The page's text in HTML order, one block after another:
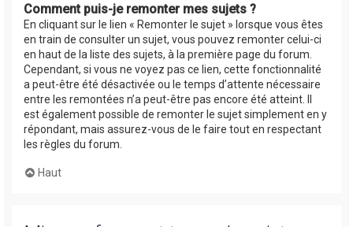
Comment puis-je remonter mes sujets ?
En cliquant sur le lien « Remonter le sujet » lorsque vous êtes
en train de consulter un sujet, vous pouvez remonter celui-ci
en haut de la liste des sujets, à la première page du forum.
Cependant, si vous ne voyez pas ce lien, cette fonctionnalité
a peut-être été désactivée ou le temps d’attente nécessaire
entre les remontées n’a peut-être pas encore été atteint. Il
est également possible de remonter le sujet simplement en y
répondant, mais assurez-vous de le faire tout en respectant
les règles du forum.
Haut